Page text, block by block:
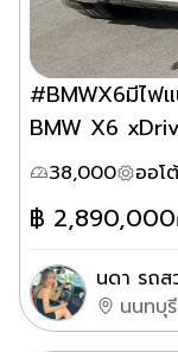
#BMWX6มีไฟ
BMW X6
ขาว38,000 ออโต้
฿ 2,890,000
นดา รถส
นนทบุรี